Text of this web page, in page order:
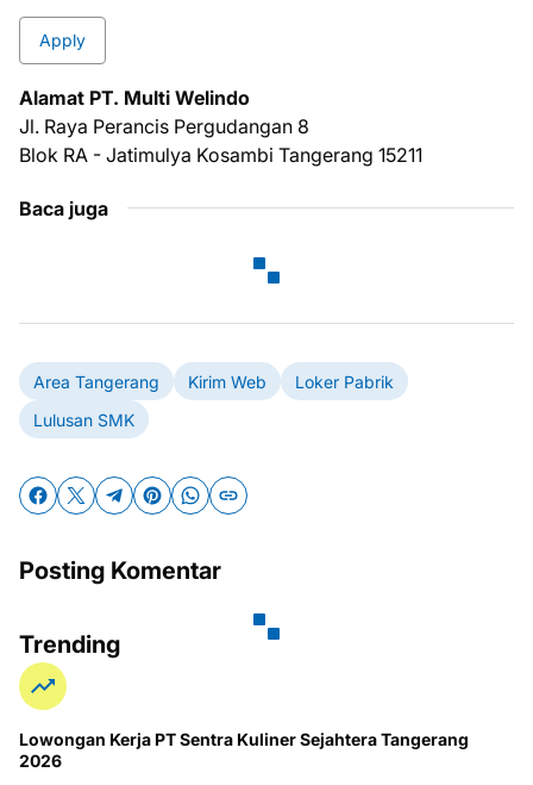
Apply
Alamat PT. Multi Welindo
Jl. Raya Perancis Pergudangan 8
Blok RA - Jatimulya Kosambi Tangerang 15211
Baca juga
Area Tangerang Kirim Web
Loker Pabrik
Lulusan SMK
Posting Komentar
Trending
Lowongan Kerja PT Sentra Kuliner Sejahtera Tangerang
2026